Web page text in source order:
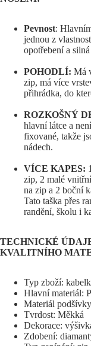
Pevnost:
jednou z
opotřebení a
POHODLÍ: Má
zip, má více
přihrádka, do
ROZKOŠNÝ
hlavní látce a
fixované, takže
nádech.
VÍCE KAPES:
zip, 2 malé
na zip a 2 boční
Tato taška přes
randění, školu i
TECHNICKÉ
KVALITNÍHO
Typ zboží:
Hlavní materiál:
Materiál
Tvrdost: Měkká
Dekorace:
Zdobení: